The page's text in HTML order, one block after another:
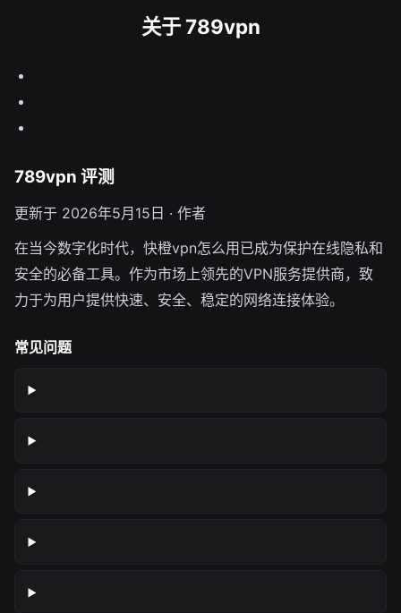
关于 789vpn
789vpn 评测
更新于 2026年5月15日 · 作者
在当今数字化时代，快橙vpn怎么用已成为保护在线隐私和
安全的必备工具。作为市场上领先的VPN服务提供商，致
力于为用户提供快速、安全、稳定的网络连接体验。
常见问题